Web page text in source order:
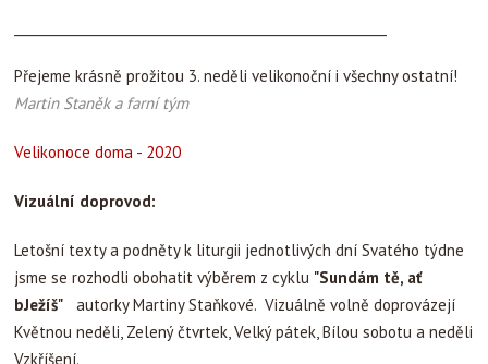
Přejeme krásně prožitou 3. neděli velikonoční i všechny ostatní!
Martin Staněk a farní tým
Velikonoce doma - 2020
Vizuální doprovod:
Letošní texty a podněty k liturgii jednotlivých dní Svatého týdne
jsme se rozhodli obohatit výběrem z cyklu "Sundám tě, ať
bJežíš" autorky Martiny Staňkové. Vizuálně volně doprovázejí
Květnou neděli, Zelený čtvrtek, Velký pátek, Bílou sobotu a neděli
Vzkříšení.